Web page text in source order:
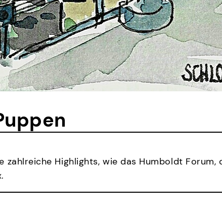
zahlreiche Highlights, wie das Humboldt